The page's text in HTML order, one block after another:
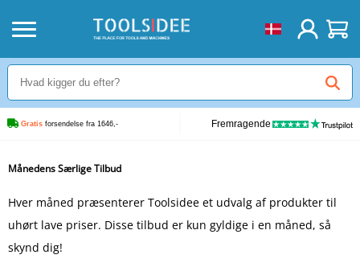
Gratis forsendelse fra 1646,- Fremragende
Månedens Særlige Tilbud
Hver måned præsenterer Toolsidee et udvalg af produkter til
uhørt lave priser. Disse tilbud er kun gyldige i en måned, så
skynd dig!